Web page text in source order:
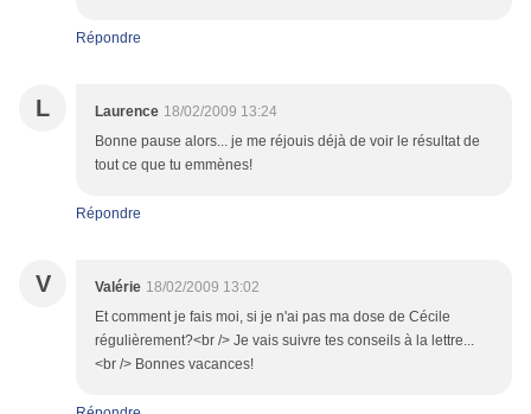
Répondre
L Laurence 18/02/2009 13:24
Bonne pause alors... je me réjouis déjà de voir le résultat de
tout ce que tu emmènes!
Répondre
V Valérie 18/02/2009 13:02
Et comment je fais moi, si je n'ai pas ma dose de Cécile
régulièrement?<br /> Je vais suivre tes conseils à la lettre...
<br /> Bonnes vacances!